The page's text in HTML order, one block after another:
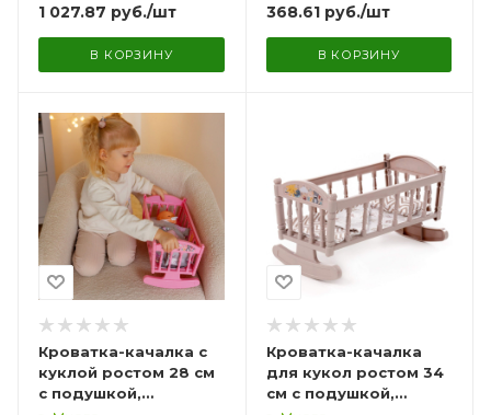
1 027.87 руб./шт
В КОРЗИНУ
368.61руб./шт
В КОРЗИНУ
Кроватка-качалка с
куклой ростом 28 см
с подушкой,
Кроватка-качалка
для кукол ростом 34
см с подушкой,